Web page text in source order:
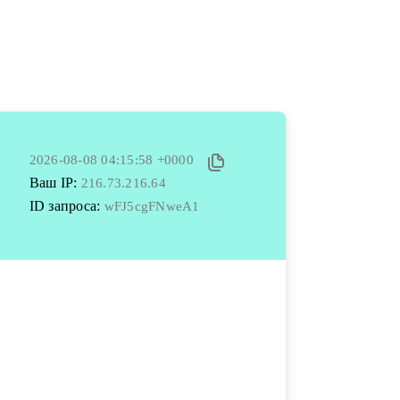
2026-08-08 04:15:58 +0000
Ваш IP: 216.73.216.64
ID запроса: wFJ5cgFNweA1